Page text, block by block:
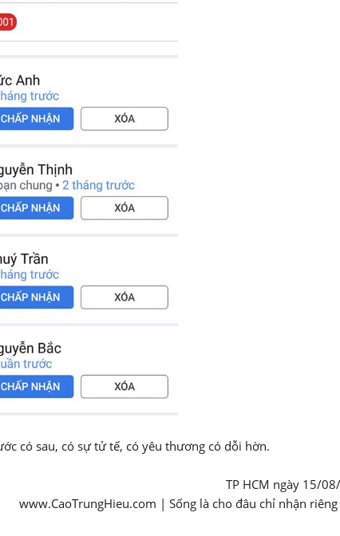
có sau, có sự tử tế, có yêu thương có dỗi hờn.
TP HCM ngày 15/
www.CaoTrungHieu.com | Sống là cho đâu chỉ nhận